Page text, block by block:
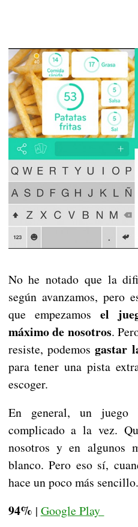
No he notado que la
según avanzamos, pero
que empezamos el
máximo de nosotros.
resiste, podemos gastar
para tener una pista
escoger.
En general, un juego
complicado a la vez.
nosotros y en algunos
blanco. Pero eso sí,
hace un poco más sencillo.
94% | Google Play